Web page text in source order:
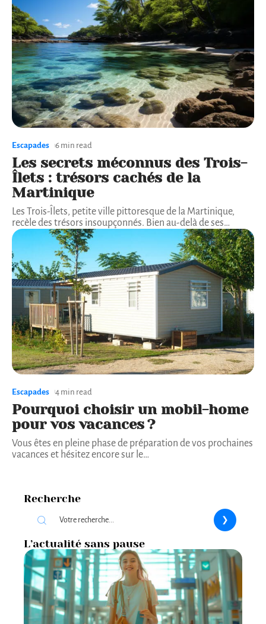
Escapades 6 min read
Les secrets méconnus des Trois-
Îlets : trésors cachés de la
Martinique
Les Trois-Îlets, petite ville pittoresque de la Martinique,
recèle des trésors insoupçonnés. Bien au-delà de ses…
Escapades 4 min read
Pourquoi choisir un mobil-home
pour vos vacances ?
Vous êtes en pleine phase de préparation de vos prochaines
vacances et hésitez encore sur le…
Recherche
L’actualité sans pause